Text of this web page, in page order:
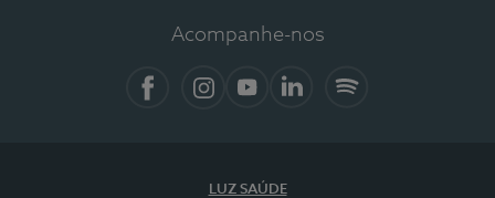
Acompanhe-nos
LUZ SAÚDE